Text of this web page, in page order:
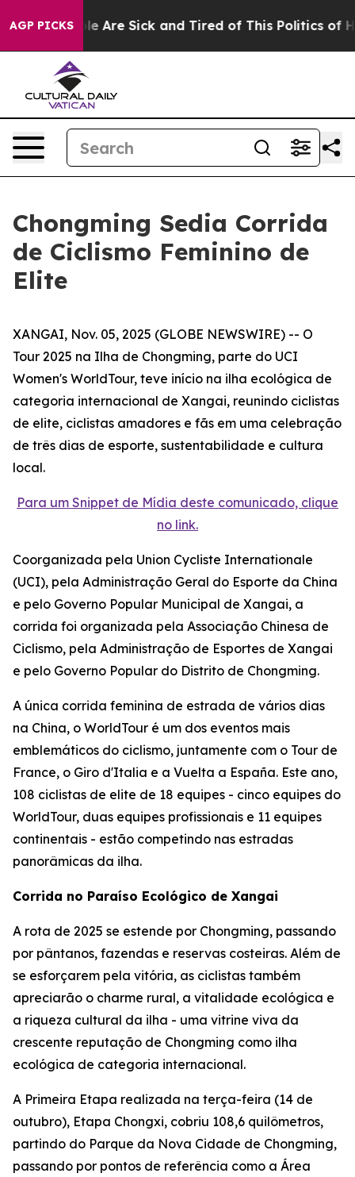
AGP PICKS
“People Are Sick and Tired of This Politics of
Chongming Sedia Corrida
de Ciclismo Feminino de
Elite
XANGAI, Nov. 05, 2025 (GLOBE NEWSWIRE) -- O
Tour 2025 na Ilha de Chongming, parte do UCI
Women's WorldTour, teve início na ilha ecológica de
categoria internacional de Xangai, reunindo ciclistas
de elite, ciclistas amadores e fãs em uma celebração
de três dias de esporte, sustentabilidade e cultura
local.
Para um Snippet de Mídia deste comunicado, clique
no link.
Coorganizada pela Union Cycliste Internationale
(UCI), pela Administração Geral do Esporte da China
e pelo Governo Popular Municipal de Xangai, a
corrida foi organizada pela Associação Chinesa de
Ciclismo, pela Administração de Esportes de Xangai
e pelo Governo Popular do Distrito de Chongming.
A única corrida feminina de estrada de vários dias
na China, o WorldTour é um dos eventos mais
emblemáticos do ciclismo, juntamente com o Tour de
France, o Giro d'Italia e a Vuelta a España. Este ano,
108 ciclistas de elite de 18 equipes - cinco equipes do
WorldTour, duas equipes profissionais e 11 equipes
continentais - estão competindo nas estradas
panorâmicas da ilha.
Corrida no Paraíso Ecológico de Xangai
A rota de 2025 se estende por Chongming, passando
por pântanos, fazendas e reservas costeiras. Além de
se esforçarem pela vitória, as ciclistas também
apreciarão o charme rural, a vitalidade ecológica e
a riqueza cultural da ilha - uma vitrine viva da
crescente reputação de Chongming como ilha
ecológica de categoria internacional.
A Primeira Etapa realizada na terça-feira (14 de
outubro), Etapa Chongxi, cobriu 108,6 quilômetros,
partindo do Parque da Nova Cidade de Chongming,
passando por pontos de referência como a Área